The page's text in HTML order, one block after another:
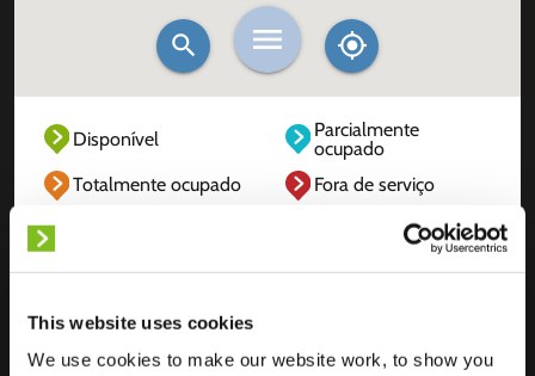
This website uses cookies
We use cookies to make our website work, to show you
Disponível
Parcialmente
ocupado
Totalmente ocupado
Fora de serviço